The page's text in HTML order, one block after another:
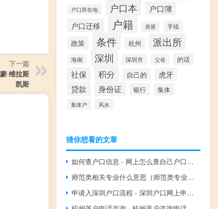
下一篇
·维拉斯
凯斯
户口所在地 户口本
户口簿
户口迁移
户籍 房屋 手续
政策 条件 杭州 派出所
海南 深圳 深圳市 父母 的话
社保 积分 自己的 虎牙
贷款 身份证 银行 集体
集体户 风水
猜你想看的文章
如何查户口信息 - 网上怎么查自己户口信息
师范类相关专业什么意思（师范类专业是什么意思）
申请入深圳户口流程 - 深圳户口网上申请流程